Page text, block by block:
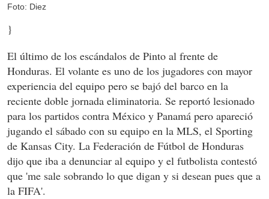
Foto: Diez
}
El último de los escándalos de Pinto al frente de
Honduras. El volante es uno de los jugadores con mayor
experiencia del equipo pero se bajó del barco en la
reciente doble jornada eliminatoria. Se reportó lesionado
para los partidos contra México y Panamá pero apareció
jugando el sábado con su equipo en la MLS, el Sporting
de Kansas City. La Federación de Fútbol de Honduras
dijo que iba a denunciar al equipo y el futbolista contestó
que 'me sale sobrando lo que digan y si desean pues que a
la FIFA'.